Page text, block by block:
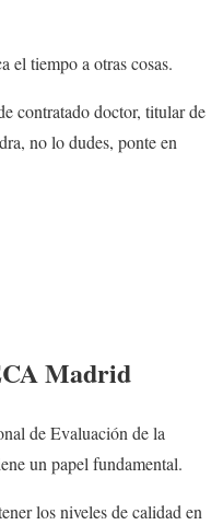
el tiempo a otras cosas.
contratado doctor, titular de
no lo dudes, ponte en
Madrid
de Evaluación de la
un papel fundamental.
los niveles de calidad en